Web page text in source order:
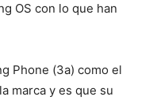
OS con lo que han
Phone (3a) como el
marca y es que su